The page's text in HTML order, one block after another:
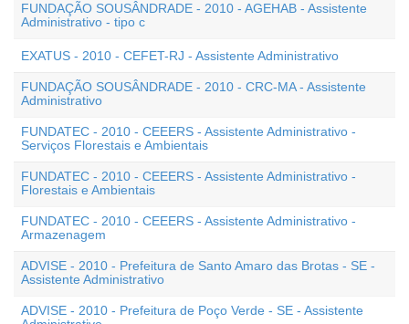
FUNDAÇÃO SOUSÂNDRADE - 2010 - AGEHAB - Assistente
Administrativo - tipo c
EXATUS - 2010 - CEFET-RJ - Assistente Administrativo
FUNDAÇÃO SOUSÂNDRADE - 2010 - CRC-MA - Assistente
Administrativo
FUNDATEC - 2010 - CEEERS - Assistente Administrativo -
Serviços Florestais e Ambientais
FUNDATEC - 2010 - CEEERS - Assistente Administrativo -
Florestais e Ambientais
FUNDATEC - 2010 - CEEERS - Assistente Administrativo -
Armazenagem
ADVISE - 2010 - Prefeitura de Santo Amaro das Brotas - SE -
Assistente Administrativo
ADVISE - 2010 - Prefeitura de Poço Verde - SE - Assistente